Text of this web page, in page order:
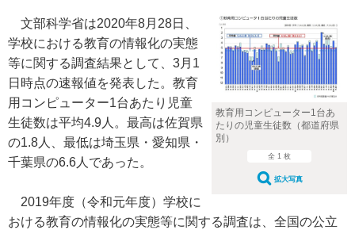
教育用コンピューター1台あ
たりの児童生徒数（都道府県
別）
全 1 枚
拡大写真
文部科学省は2020年8月28日、
学校における教育の情報化の実態
等に関する調査結果として、3月1
日時点の速報値を発表した。教育
用コンピューター1台あたり児童
生徒数は平均4.9人。最高は佐賀県
の1.8人、最低は埼玉県・愛知県・
千葉県の6.6人であった。
2019年度（令和元年度）学校に
おける教育の情報化の実態等に関する調査は、全国の公立